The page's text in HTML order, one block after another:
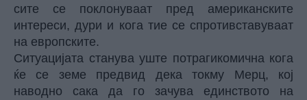
сите се поклонуваат пред американските
интереси, дури и кога тие се спротивставуваат
на европските.
Ситуацијата станува уште потрагикомична кога
ќе се земе предвид дека токму Мерц, кој
наводно сака да го зачува единството на